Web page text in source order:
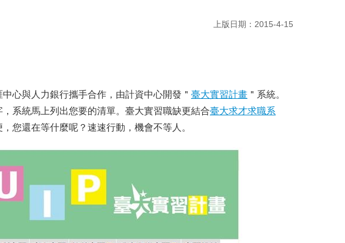
上版日期：2015-4-15
心與人力銀行攜手合作，由計資中心開發＂ 臺大實習計畫 ＂系統。
系統馬上列出您要的清單。臺大實習職缺更結合臺大求才求職系
您還在等什麼呢？速速行動，機會不等人。